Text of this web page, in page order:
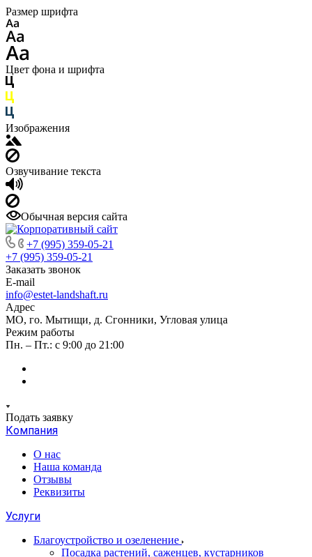
Размер шрифта
Цвет фона и шрифта
Изображения
Озвучивание текста
Обычная версия сайта
+7 (995) 359-05-21
+7 (995) 359-05-21
Заказать звонок
E-mail
info@estet-landshaft.ru
Адрес
МО, го. Мытищи, д. Сгонники, Угловая улица
Режим работы
Пн. – Пт.: с 9:00 до 21:00
Подать заявку
Компания
О нас
Наша команда
Отзывы
Реквизиты
Услуги
Благоустройство и озеленение
Посадка растений, саженцев, кустарников